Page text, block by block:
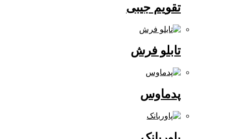
تقویم جیبی
تابلو فرش